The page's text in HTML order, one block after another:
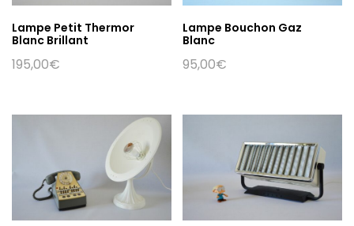
Lampe Petit Thermor
Blanc Brillant
195,00€
Lampe Bouchon Gaz
Blanc
95,00€